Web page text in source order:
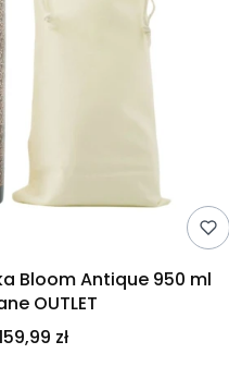
Bloom Antique 950 ml
OUTLET
zł